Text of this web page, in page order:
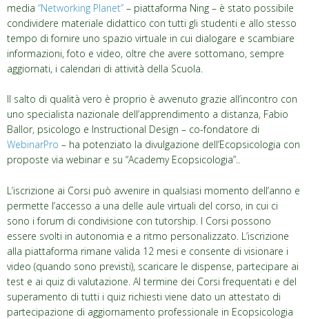
media “Networking Planet” – piattaforma Ning – è stato possibile
condividere materiale didattico con tutti gli studenti e allo stesso
tempo di fornire uno spazio virtuale in cui dialogare e scambiare
informazioni, foto e video, oltre che avere sottomano, sempre
aggiornati, i calendari di attività della Scuola.
Il salto di qualità vero è proprio è avvenuto grazie all’incontro con
uno specialista nazionale dell’apprendimento a distanza, Fabio
Ballor, psicologo e Instructional Design – co-fondatore di
WebinarPro – ha potenziato la divulgazione dell’Ecopsicologia con
proposte via webinar e su “Academy Ecopsicologia”..
L’iscrizione ai Corsi può avvenire in qualsiasi momento dell’anno e
permette l’accesso a una delle aule virtuali del corso, in cui ci
sono i forum di condivisione con tutorship. I Corsi possono
essere svolti in autonomia e a ritmo personalizzato. L’iscrizione
alla piattaforma rimane valida 12 mesi e consente di visionare i
video (quando sono previsti), scaricare le dispense, partecipare ai
test e ai quiz di valutazione. Al termine dei Corsi frequentati e del
superamento di tutti i quiz richiesti viene dato un attestato di
partecipazione di aggiornamento professionale in Ecopsicologia